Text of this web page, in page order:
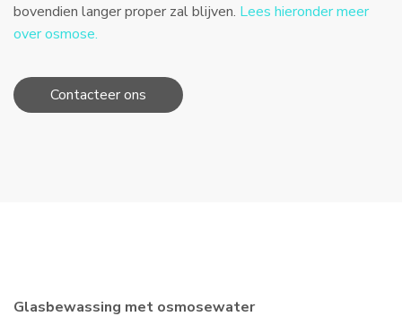
bovendien langer proper zal blijven. Lees hieronder meer
over osmose.
Contacteer ons
Glasbewassing met osmosewater